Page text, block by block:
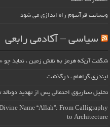
وبسایت قرآنیوم راه اندازی می شود
سیاسی – آکادمی رابعی
شگفت آن‌که هرمز به نقش زمین ، نماید چو
لیندزی گراهام ، درگذشت
تحلیل سناریوی احتمالی پس از تهدید
Name “Allah”: From Calligraphy
to Architecture